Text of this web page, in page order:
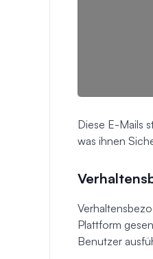
Diese E-Mails
was ihnen
Plattform
Benutzer